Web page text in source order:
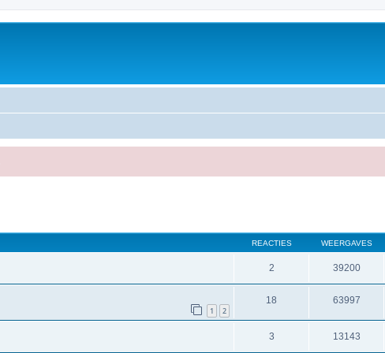
REACTIES WEERGAVES
2 39200
1 2
18 63997
3 13143